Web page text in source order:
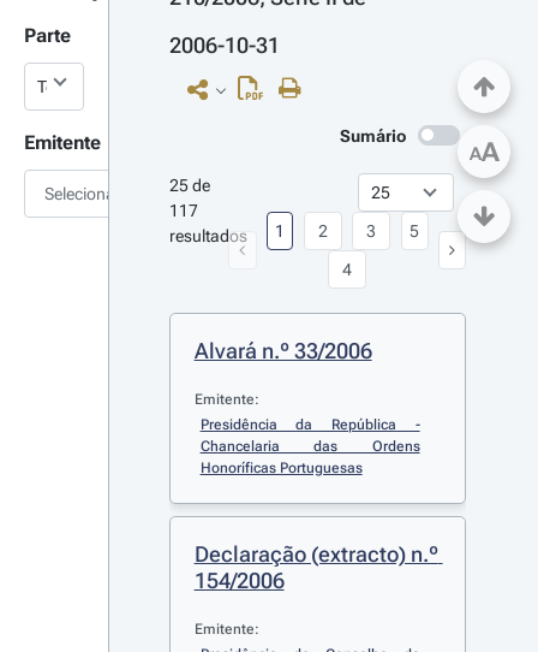
Parte
Emitente
Selecionar
2006-10-31
Sumário
25 de
117
resultados
1 2
3
4
5
Alvará n.º 33/2006
Emitente:
Presidência da República -
Chancelaria das Ordens
Honoríficas Portuguesas
Declaração (extracto) n.º
154/2006
Emitente:
AA